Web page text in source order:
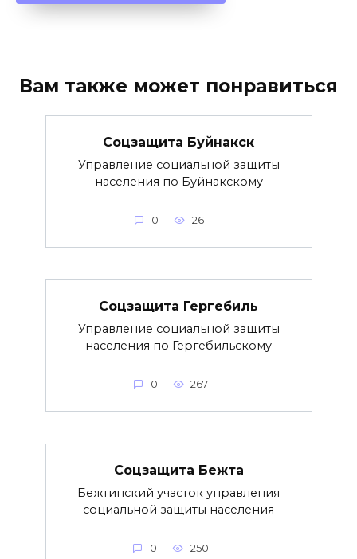
Вам также может понравиться
Соцзащита Буйнакск
Управление социальной защиты
населения по Буйнакскому
0 261
Соцзащита Гергебиль
Управление социальной защиты
населения по Гергебильскому
0 267
Соцзащита Бежта
Бежтинский участок управления
социальной защиты населения
0 250